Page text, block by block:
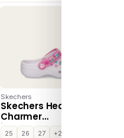
Skechers
Skechers Heart
Charmer
instapschoenen – Wit
25 26 27
+2